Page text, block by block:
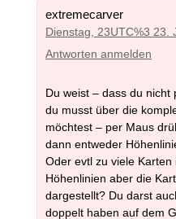
extremecarver
Dienstag, 23UTC%3 23.
Antworten anmelden
Du weist – dass du nicht
du musst über die
möchtest – per Maus
dann entweder
Oder evtl zu viele
Höhenlinien aber die
dargestellt? Du darst
doppelt haben auf dem